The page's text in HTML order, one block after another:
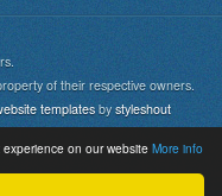
on our website More info
of their respective owners.
templatesby styleshout